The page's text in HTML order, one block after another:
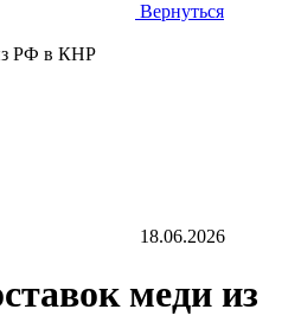
Вернуться
РФ в КНР
18.06.2026
меди из